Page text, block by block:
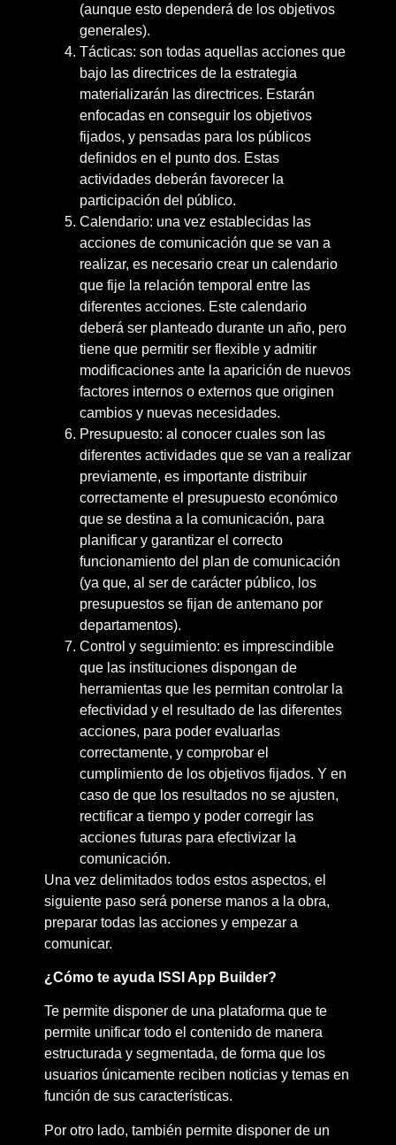
(aunque esto dependerá de los objetivos
generales).
Tácticas: son todas aquellas acciones que
bajo las directrices de la estrategia
materializarán las directrices. Estarán
enfocadas en conseguir los objetivos
fijados, y pensadas para los públicos
definidos en el punto dos. Estas
actividades deberán favorecer la
participación del público.
Calendario: una vez establecidas las
acciones de comunicación que se van a
realizar, es necesario crear un calendario
que fije la relación temporal entre las
diferentes acciones. Este calendario
deberá ser planteado durante un año, pero
tiene que permitir ser flexible y admitir
modificaciones ante la aparición de nuevos
factores internos o externos que originen
cambios y nuevas necesidades.
Presupuesto: al conocer cuales son las
diferentes actividades que se van a realizar
previamente, es importante distribuir
correctamente el presupuesto económico
que se destina a la comunicación, para
planificar y garantizar el correcto
funcionamiento del plan de comunicación
(ya que, al ser de carácter público, los
presupuestos se fijan de antemano por
departamentos).
Control y seguimiento: es imprescindible
que las instituciones dispongan de
herramientas que les permitan controlar la
efectividad y el resultado de las diferentes
acciones, para poder evaluarlas
correctamente, y comprobar el
cumplimiento de los objetivos fijados. Y en
caso de que los resultados no se ajusten,
rectificar a tiempo y poder corregir las
acciones futuras para efectivizar la
comunicación.
Una vez delimitados todos estos aspectos, el
siguiente paso será ponerse manos a la obra,
preparar todas las acciones y empezar a
comunicar.
¿Cómo te ayuda ISSI App Builder?
Te permite disponer de una plataforma que te
permite unificar todo el contenido de manera
estructurada y segmentada, de forma que los
usuarios únicamente reciben noticias y temas en
función de sus características.
Por otro lado, también permite disponer de un